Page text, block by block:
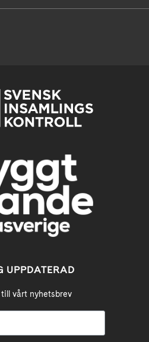
UPPDATERAD
vårt nyhetsbrev